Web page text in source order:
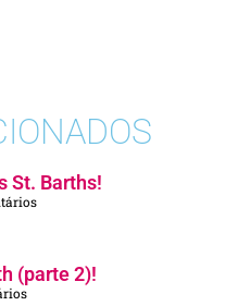
St. Barths!
(parte 2)!